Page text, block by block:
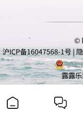
©
沪ICP备16047568-1号|
沪公
露露